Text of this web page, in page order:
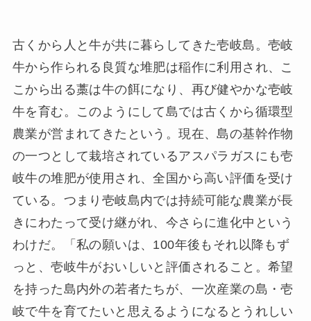
古くから人と牛が共に暮らしてきた壱岐島。壱岐
牛から作られる良質な堆肥は稲作に利用され、こ
こから出る藁は牛の餌になり、再び健やかな壱岐
牛を育む。このようにして島では古くから循環型
農業が営まれてきたという。現在、島の基幹作物
の一つとして栽培されているアスパラガスにも壱
岐牛の堆肥が使用され、全国から高い評価を受け
ている。つまり壱岐島内では持続可能な農業が長
きにわたって受け継がれ、今さらに進化中という
わけだ。「私の願いは、100年後もそれ以降もず
っと、壱岐牛がおいしいと評価されること。希望
を持った島内外の若者たちが、一次産業の島・壱
岐で牛を育てたいと思えるようになるとうれしい